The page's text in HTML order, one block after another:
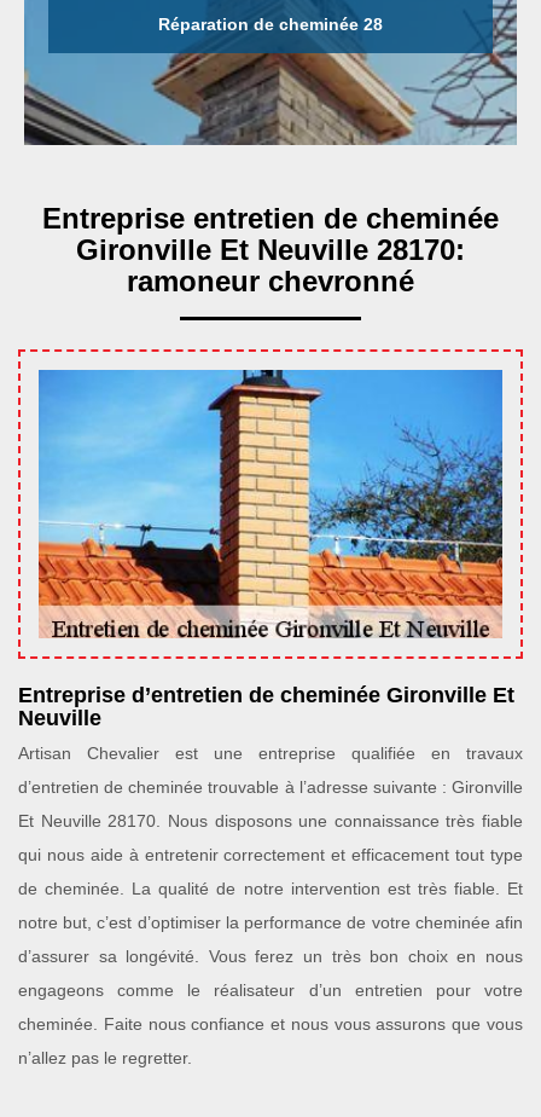
Réparation de cheminée 28
Entreprise entretien de cheminée
Gironville Et Neuville 28170:
ramoneur chevronné
Entreprise d’entretien de cheminée Gironville Et
Neuville
Artisan Chevalier est une entreprise qualifiée en travaux
d’entretien de cheminée trouvable à l’adresse suivante : Gironville
Et Neuville 28170. Nous disposons une connaissance très fiable
qui nous aide à entretenir correctement et efficacement tout type
de cheminée. La qualité de notre intervention est très fiable. Et
notre but, c’est d’optimiser la performance de votre cheminée afin
d’assurer sa longévité. Vous ferez un très bon choix en nous
engageons comme le réalisateur d’un entretien pour votre
cheminée. Faite nous confiance et nous vous assurons que vous
n’allez pas le regretter.